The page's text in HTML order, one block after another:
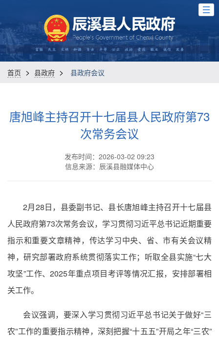
首页 > 县政府 > 县政府会议
唐旭峰主持召开十七届县人民政府第73
次常务会议
发布时间：2026-03-02 09:23
信息来源：辰溪县融媒体中心
2月28日，县委副书记、县长唐旭峰主持召开十七届县
人民政府第73次常务会议，学习贯彻习近平总书记近期重要
指示和重要文章精神，传达学习中央、省、市有关会议精
神，研究部署政府系统贯彻落实工作；听取全县实施“七大
攻坚”工作、2025年重点项目考评等情况汇报，安排部署相
关工作。
会议强调，要深入学习贯彻习近平总书记关于做好“三
农”工作的重要指示精神，深刻把握“十五五”开局之年“三农”